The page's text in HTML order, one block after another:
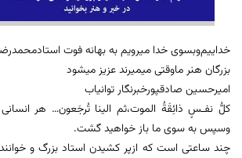
خداییم‌وبسوی خدا میرویم به بهانه فوت
بزرگان هنر ماوقتی میمیرند عزیز میشود
امیرحسین صادقپورخبرنگار توانیاب
كلُّ نفـسٍ ذائِقَةُ الموت،ثم الینا تُرجَعون… هر
وسپس به سوی ما باز خواهید گشت.
چند ساعتی است که ازپر کشیدن استاد بزرگ و